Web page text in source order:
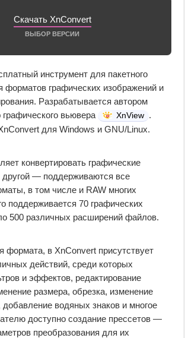
Скачать XnConvert
ВЫБОР ВЕРСИИ
инструмент для пакетного
форматов графических изображений и
Разрабатывается автором
вьювера
XnView .
для Windows и GNU/Linux.
конвертировать графические
— поддерживаются все
в том числе и RAW многих
поддерживается 70 графических
500 различных расширений файлов.
формата, в XnConvert присутствует
действий, среди которых
и эффектов, редактирование
размера, обрезка, изменение
добавление водяных знаков и многое
доступно создание прессетов —
преобразования для их